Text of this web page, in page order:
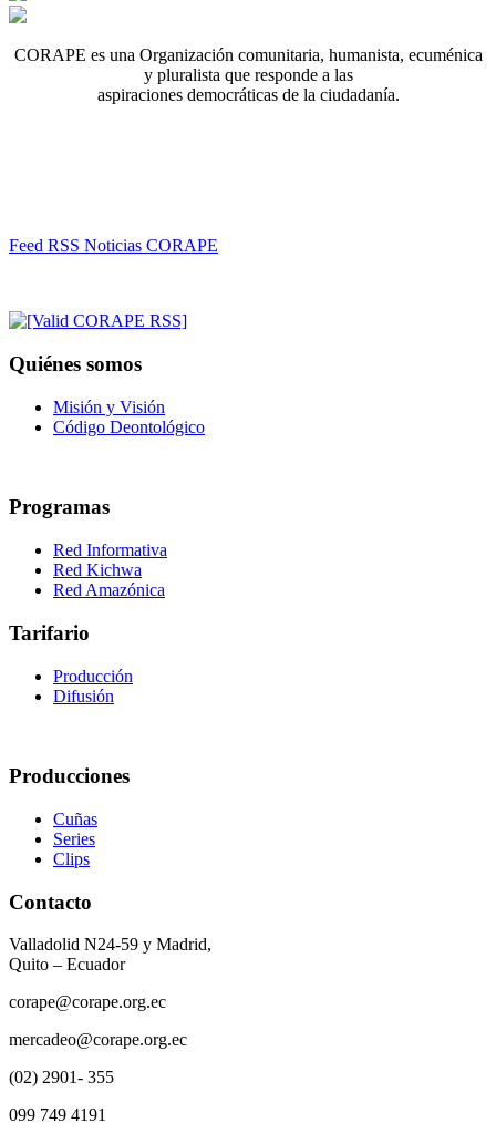
CORAPE es una Organización comunitaria, humanista, ecuménica
y pluralista que responde a las
aspiraciones democráticas de la ciudadanía.
Feed RSS Noticias CORAPE
Quiénes somos
Misión y Visión
Código Deontológico
Programas
Red Informativa
Red Kichwa
Red Amazónica
Tarifario
Producción
Difusión
Producciones
Cuñas
Series
Clips
Contacto
Valladolid N24-59 y Madrid,
Quito – Ecuador
corape@corape.org.ec
mercadeo@corape.org.ec
(02) 2901- 355
099 749 4191